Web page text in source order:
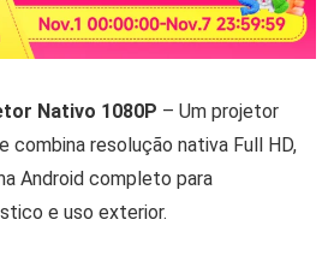
Nativo 1080P – Um projetor
combina resolução nativa Full HD,
Android completo para
e uso exterior.